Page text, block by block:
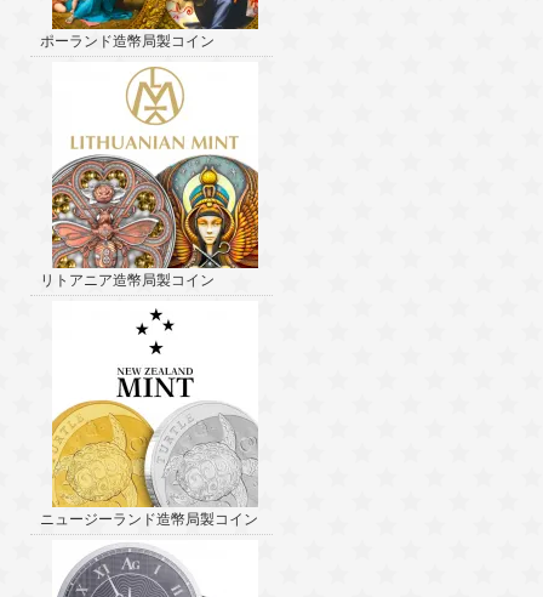
ポーランド造幣局製コイン
リトアニア造幣局製コイン
ニュージーランド造幣局製コイン